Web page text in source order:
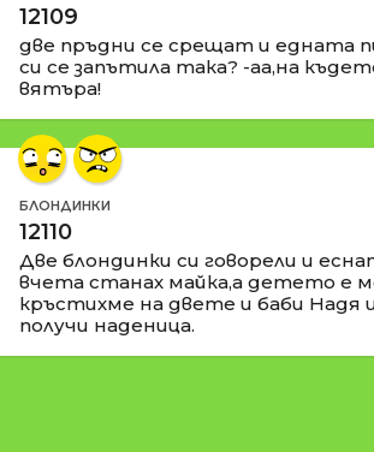
12109
две пръдни се срещат и едната
си се запътила така? -аа,на
вятъра!
БЛОНДИНКИ
12110
Две блондинки си говорели и
вчета станах майка,а детето е
кръстихме на двете и баби Надя
получи наденица.